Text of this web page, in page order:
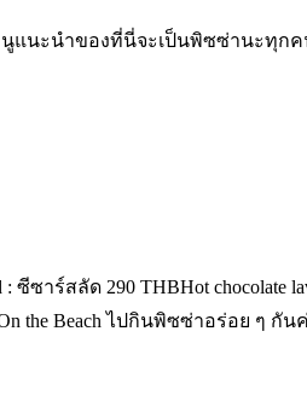
มนูแนะนำของที่นี่จะเป็นพิซซ่านะทุ
ซาร์สลัด 290 THBHot chocolate
On the Beach ไปกินพิซซ่าอร่อย ๆ